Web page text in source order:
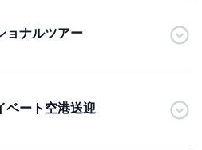
ョナルツアー
ベート空港送迎